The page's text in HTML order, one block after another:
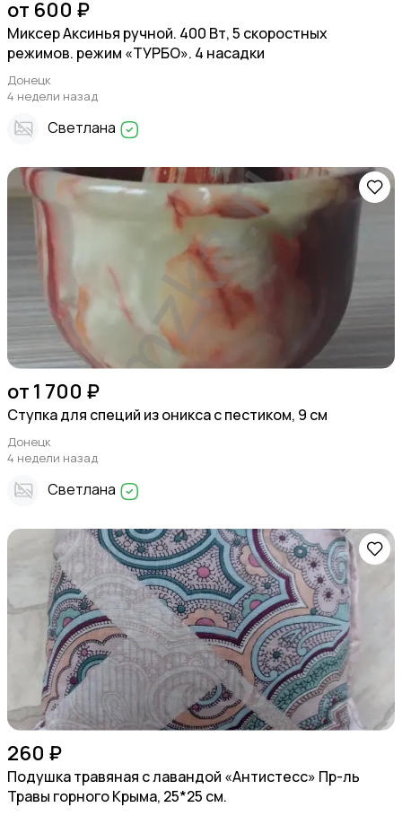
от 600 ₽
Миксер Аксинья ручной. 400 Вт, 5 скоростных
режимов. режим «ТУРБО». 4 насадки
Донецк
4 недели назад
Светлана
от 1 700 ₽
Ступка для специй из оникса с пестиком, 9 см
Донецк
4 недели назад
Светлана
260 ₽
Подушка травяная с лавандой «Антистесс» Пр-ль
Травы горного Крыма, 25*25 см.